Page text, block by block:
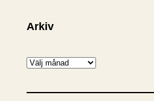
Arkiv
A
k